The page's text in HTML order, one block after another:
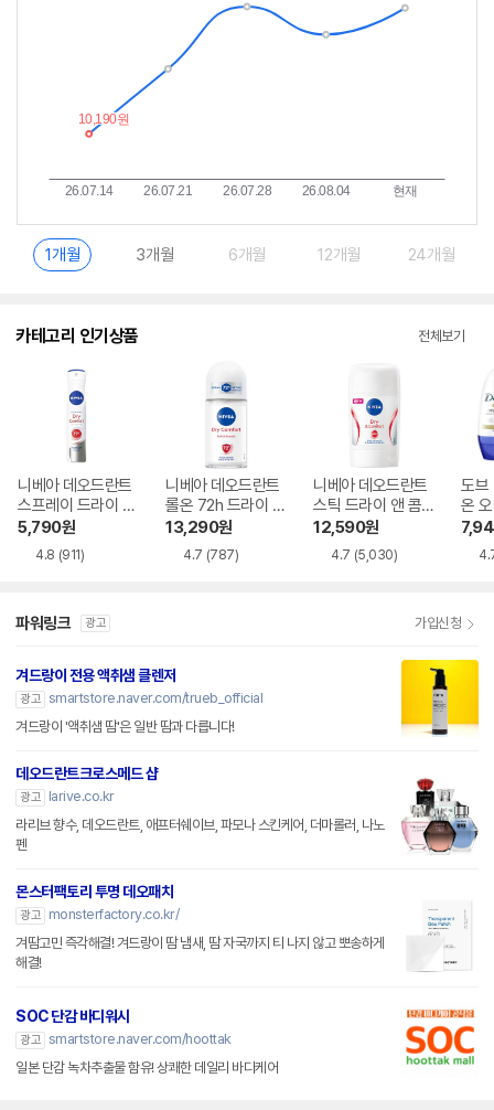
1개월 3개월 6개월 12개월 24개월
카테고리 인기상품 전체보기
니베아 데오드란트
스프레이 드라이 콤
포트 200ml
5,790원
4.8 (911)
니베아 데오드란트
롤온 72h 드라이 콤
포트 50ml
13,290원
4.7 (787)
니베아 데오드란트
스틱 드라이 앤 콤
포트 50ml
12,590원
4.7 (5,030)
도브
온
파워링크 광고 가입신청
겨드랑이 전용 액취샘 클렌저
광고 smartstore.naver.com/trueb_official
겨드랑이 '액취샘 땀'은 일반 땀과 다릅니다!
데오드란트크로스메드 샵
광고
larive.co.kr
라리브 향수, 데오드란트, 애프터쉐이브, 파모나 스킨케어, 더마롤러, 나노
펜
몬스터팩토리 투명 데오패치
광고
monsterfactory.co.kr/
겨땀고민 즉각해결! 겨드랑이 땀 냄새, 땀 자국까지 티 나지 않고 뽀송하게
해결!
SOC 단감 바디워시
광고 smartstore.naver.com/hoottak
일본 단감 녹차추출물 함유! 상쾌한 데일리 바디케어